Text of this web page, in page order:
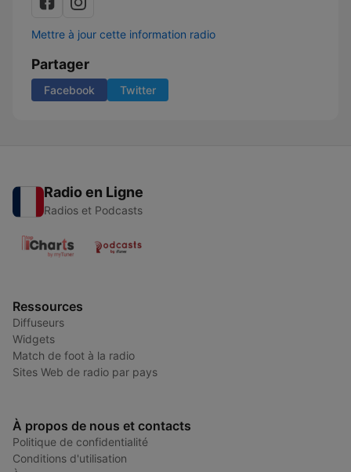
Mettre à jour cette information radio
Partager
Facebook Twitter
Radio en Ligne
Radios et Podcasts
Ressources
Diffuseurs
Widgets
Match de foot à la radio
Sites Web de radio par pays
À propos de nous et contacts
Politique de confidentialité
Conditions d'utilisation